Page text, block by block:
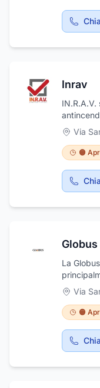
Inrav
Via
🟠
La
materiali
dare
di essere
richieste
lavori
Via
🟠